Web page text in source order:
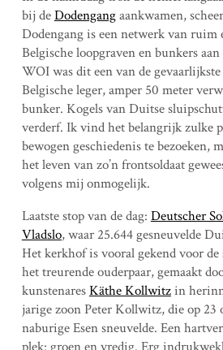
bij deDodengangaankwamen,
Dodengang is een netwerk van ruim
Belgische loopgraven en bunkers
WOI was dit een van de
Belgische leger, amper 50 meter
bunker. Kogels van Duitse
verderf. Ik vind het belangrijk zulke
bewogen geschiedenis te bezoeken,
het leven van zo’n frontsoldaat
volgens mij onmogelijk.
Laatste stop van de dag: Deutscher
Vladslo, waar 25.644 gesneuvelde
Het kerkhof is vooral gekend voor de
het treurende ouderpaar, gemaakt
kunstenaresKäthe Kollwitzin
jarige zoon Peter Kollwitz, die op 23
naburige Esen sneuvelde. Een